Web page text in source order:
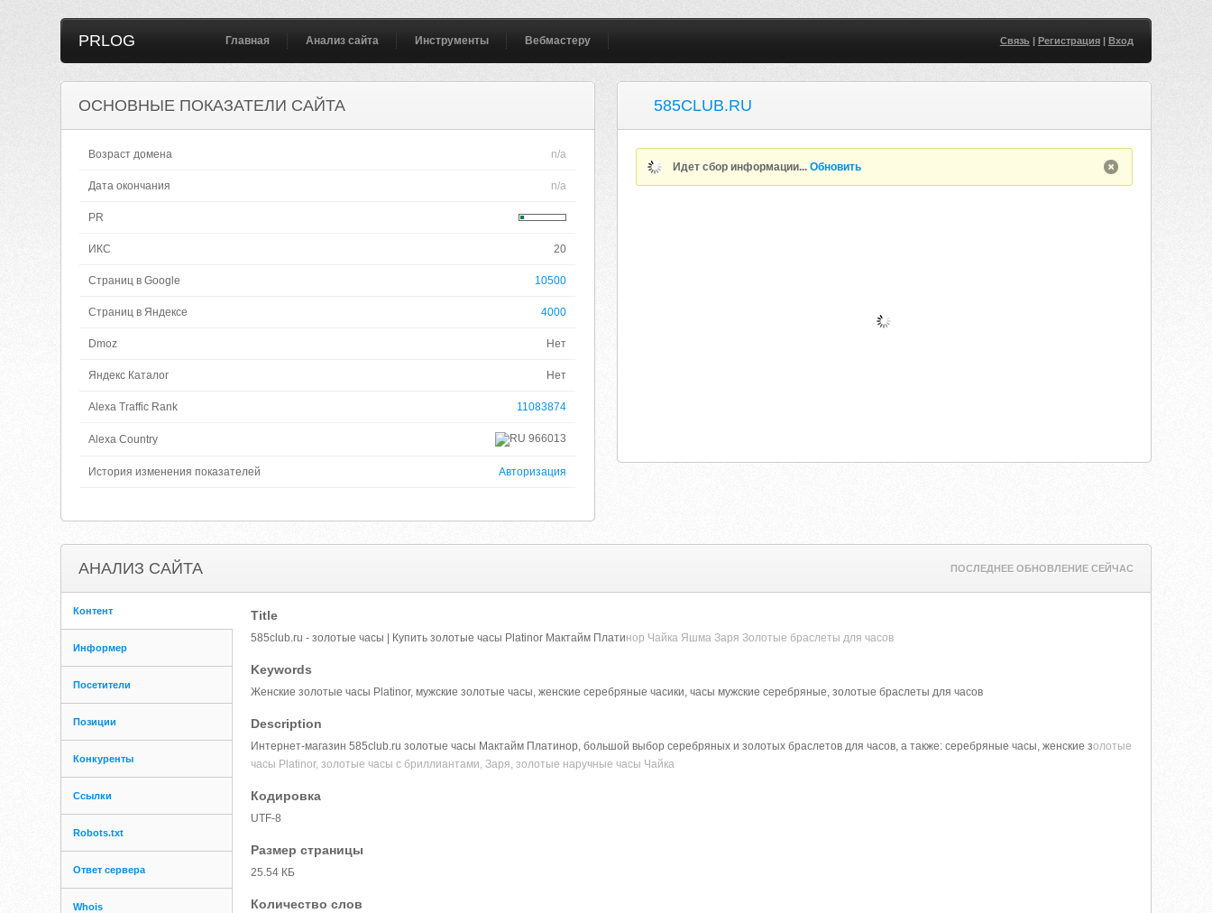
PRLOG Главная Анализ сайта Инструменты Вебмастеру Связь| Регистрация| Вход
ОСНОВНЫЕ ПОКАЗАТЕЛИ САЙТА
Возраст домена n/a
Дата окончания n/a
PR
ИКС 20
Страниц в Google 10500
Страниц в Яндексе 4000
Dmoz Нет
Яндекс Каталог Нет
Alexa Traffic Rank 11083874
Alexa Country 966013
История изменения показателей Авторизация
585CLUB.RU
Идет сбор информации...Обновить
АНАЛИЗ САЙТА ПОСЛЕДНЕЕ ОБНОВЛЕНИЕ СЕЙЧАС
Контент
Информер
Посетители
Позиции
Конкуренты
Ссылки
Robots.txt
Ответ сервера
Whois
Title
585club.ru - золотые часы | Купить золотые часы Platinor Мактайм Платинор Чайка Яшма Заря Золотые браслеты для часов
Keywords
Женские золотые часы Platinor, мужские золотые часы, женские серебряные часики, часы мужские серебряные, золотые браслеты для часов
Description
Интернет-магазин 585club.ru золотые часы Мактайм Платинор, большой выбор серебряных и золотых браслетов для часов, а также: серебряные часы, женские золотые
часы Platinor, золотые часы с бриллиантами, Заря, золотые наручные часы Чайка
Кодировка
UTF-8
Размер страницы
25.54 КБ
Количество слов